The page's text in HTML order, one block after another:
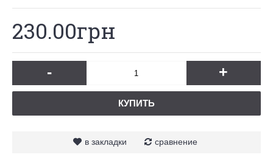
230.00грн
- +
КУПИТЬ
в закладки сравнение